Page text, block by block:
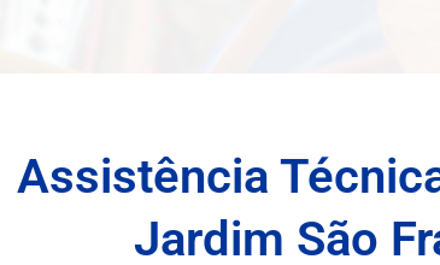
Assistência
Jardim São